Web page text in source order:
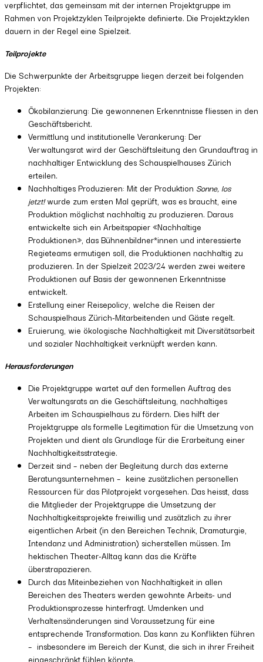
verpflichtet, das gemeinsam mit der internen Projektgruppe im
Rahmen von Projektzyklen Teilprojekte definierte. Die Projektzyklen
dauern in der Regel eine Spielzeit.
Teilprojekte
Die Schwerpunkte der Arbeitsgruppe liegen derzeit bei folgenden
Projekten:
Ökobilanzierung: Die gewonnenen Erkenntnisse fliessen in den
Geschäftsbericht.
Vermittlung und institutionelle Verankerung: Der
Verwaltungsrat wird der Geschäftsleitung den Grundauftrag in
nachhaltiger Entwicklung des Schauspielhauses Zürich
erteilen.
Nachhaltiges Produzieren: Mit der Produktion Sonne, los
jetzt!wurde zum ersten Mal geprüft, was es braucht, eine
Produktion möglichst nachhaltig zu produzieren. Daraus
entwickelte sich ein Arbeitspapier «Nachhaltige
Produktionen», das Bühnenbildner*innen und interessierte
Regieteams ermutigen soll, die Produktionen nachhaltig zu
produzieren. In der Spielzeit 2023/24 werden zwei weitere
Produktionen auf Basis der gewonnenen Erkenntnisse
entwickelt.
Erstellung einer Reisepolicy, welche die Reisen der
Schauspielhaus Zürich-Mitarbeitenden und Gäste regelt.
Eruierung, wie ökologische Nachhaltigkeit mit Diversitätsarbeit
und sozialer Nachhaltigkeit verknüpft werden kann.
Herausforderungen
Die Projektgruppe wartet auf den formellen Auftrag des
Verwaltungsrats an die Geschäftsleitung, nachhaltiges
Arbeiten im Schauspielhaus zu fördern. Dies hilft der
Projektgruppe als formelle Legitimation für die Umsetzung von
Projekten und dient als Grundlage für die Erarbeitung einer
Nachhaltigkeitsstrategie.
Derzeit sind – neben der Begleitung durch das externe
Beratungsunternehmen – keine zusätzlichen personellen
Ressourcen für das Pilotprojekt vorgesehen. Das heisst, dass
die Mitglieder der Projektgruppe die Umsetzung der
Nachhaltigkeitsprojekte freiwillig und zusätzlich zu ihrer
eigentlichen Arbeit (in den Bereichen Technik, Dramaturgie,
Intendanz und Administration) sicherstellen müssen. Im
hektischen Theater-Alltag kann das die Kräfte
überstrapazieren.
Durch das Miteinbeziehen von Nachhaltigkeit in allen
Bereichen des Theaters werden gewohnte Arbeits- und
Produktionsprozesse hinterfragt. Umdenken und
Verhaltensänderungen sind Voraussetzung für eine
entsprechende Transformation. Das kann zu Konflikten führen
– insbesondere im Bereich der Kunst, die sich in ihrer Freiheit
eingeschränkt fühlen könnte.